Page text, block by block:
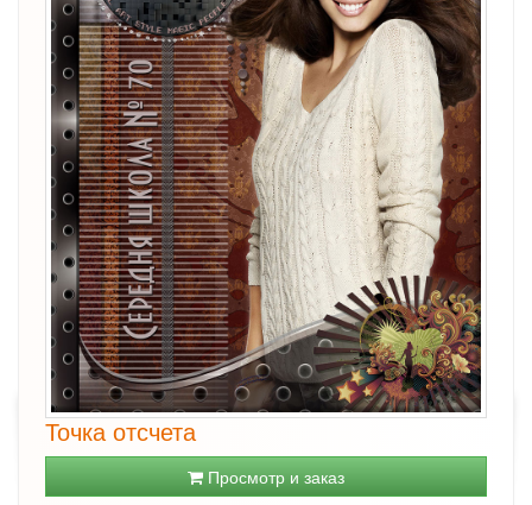
Точка отсчета
Просмотр и заказ